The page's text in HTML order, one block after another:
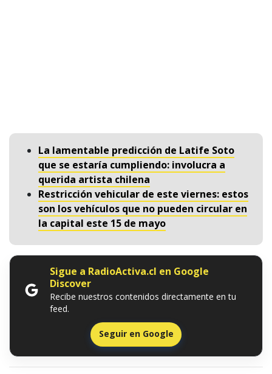
La lamentable predicción de Latife Soto
que se estaría cumpliendo: involucra a
querida artista chilena
Restricción vehicular de este viernes: estos
son los vehículos que no pueden circular en
la capital este 15 de mayo
Sigue a RadioActiva.cl en Google
Discover
Recibe nuestros contenidos directamente en tu
feed.
Seguir en Google